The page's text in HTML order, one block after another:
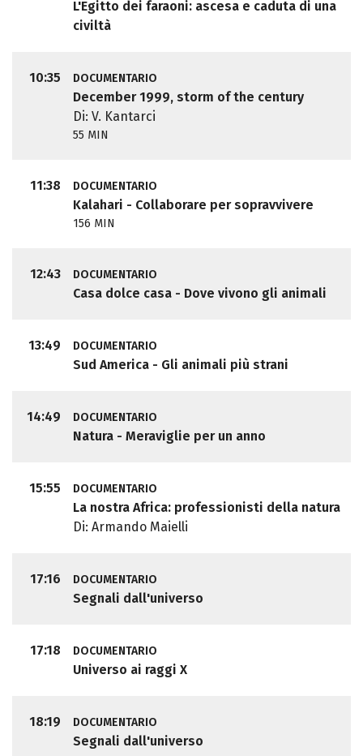
L'Egitto dei faraoni: ascesa e caduta di una
civiltà
10:35 DOCUMENTARIO
December 1999, storm of the century
Di: V. Kantarci
55 MIN
11:38 DOCUMENTARIO
Kalahari - Collaborare per sopravvivere
156 MIN
12:43 DOCUMENTARIO
Casa dolce casa - Dove vivono gli animali
13:49 DOCUMENTARIO
Sud America - Gli animali più strani
14:49 DOCUMENTARIO
Natura - Meraviglie per un anno
15:55 DOCUMENTARIO
La nostra Africa: professionisti della natura
Di: Armando Maielli
17:16 DOCUMENTARIO
Segnali dall'universo
17:18 DOCUMENTARIO
Universo ai raggi X
18:19 DOCUMENTARIO
Segnali dall'universo